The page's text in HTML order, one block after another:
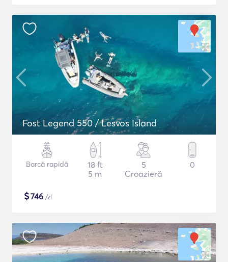
Fost Legend 550 / Lesvos Island
Barcă rapidă
18 ft
5 m
5
Croazieră
0
$746 /zi